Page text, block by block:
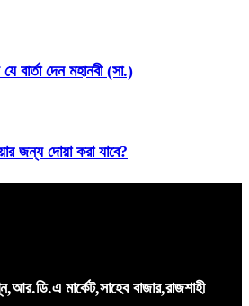
বার্তা দেন মহানবী (সা.)
জন্য দোয়া করা যাবে?
মার্কেট,সাহেব বাজার,রাজশাহী